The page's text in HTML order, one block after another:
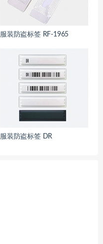
服装防盗标签 RF-1965
服装防盗标签 DR